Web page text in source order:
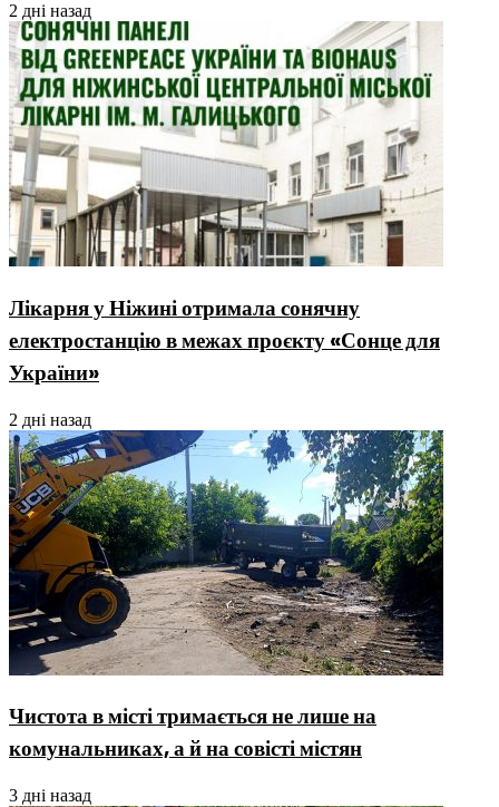
2 дні назад
Лікарня у Ніжині отримала сонячну
електростанцію в межах проєкту «Сонце для
України»
2 дні назад
Чистота в місті тримається не лише на
комунальниках, а й на совісті містян
3 дні назад